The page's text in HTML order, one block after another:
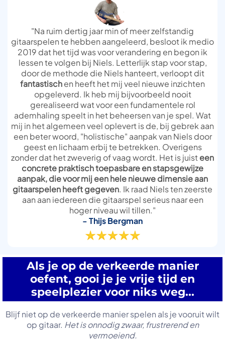
"Na ruim dertig jaar min of meer zelfstandig
gitaarspelen te hebben aangeleerd, besloot ik medio
2019 dat het tijd was voor verandering en begon ik
lessen te volgen bij Niels. Letterlijk stap voor stap,
door de methode die Niels hanteert, verloopt dit
fantastischen heeft het mij veel nieuwe inzichten
opgeleverd. Ik heb mij bijvoorbeeld nooit
gerealiseerd wat voor een fundamentele rol
ademhaling speelt in het beheersen van je spel. Wat
mij in het algemeen veel oplevert is de, bij gebrek aan
een beter woord, "holistische" aanpak van Niels door
geest en lichaam erbij te betrekken. Overigens
zonder dat het zweverig of vaag wordt. Het is juisteen
concrete praktisch toepasbare en stapsgewijze
aanpak, die voor mij een hele nieuwe dimensie aan
gitaarspelen heeft gegeven. Ik raad Niels ten zeerste
aan aan iedereen die gitaarspel serieus naar een
hoger niveau wil tillen."
- Thijs Bergman
Als je op de verkeerde manier
oefent, gooi je je vrije tijd en
speelplezier voor niks weg...
Blijf niet op de verkeerde manier spelen als je vooruit wilt
op gitaar. Het is onnodig zwaar, frustrerend en
vermoeiend.